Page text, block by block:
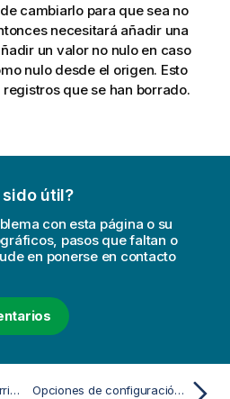
cambiarlo para que sea no
necesitará añadir una
un valor no nulo en caso
nulo desde el origen. Esto
que se han borrado.
sido útil?
con esta página o su
pasos que faltan o
en ponerse en contacto
Configuraciones de aterrizaje en destino Opciones de configuración del aterrizaje en un lago de datos